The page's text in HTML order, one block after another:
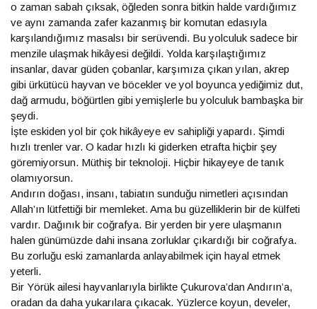
o zaman sabah çıksak, öğleden sonra bitkin halde vardığımız
ve aynı zamanda zafer kazanmış bir komutan edasıyla
karşılandığımız masalsı bir serüvendi. Bu yolculuk sadece bir
menzile ulaşmak hikâyesi değildi. Yolda karşılaştığımız
insanlar, davar güden çobanlar, karşımıza çıkan yılan, akrep
gibi ürkütücü hayvan ve böcekler ve yol boyunca yediğimiz dut,
dağ armudu, böğürtlen gibi yemişlerle bu yolculuk bambaşka bir
şeydi.
İşte eskiden yol bir çok hikâyeye ev sahipliği yapardı. Şimdi
hızlı trenler var. O kadar hızlı ki giderken etrafta hiçbir şey
göremiyorsun. Müthiş bir teknoloji. Hiçbir hikayeye de tanık
olamıyorsun.
Andırın doğası, insanı, tabiatın sunduğu nimetleri açısından
Allah’ın lütfettiği bir memleket. Ama bu güzelliklerin bir de külfeti
vardır. Dağınık bir coğrafya. Bir yerden bir yere ulaşmanın
halen günümüzde dahi insana zorluklar çıkardığı bir coğrafya.
Bu zorluğu eski zamanlarda anlayabilmek için hayal etmek
yeterli.
Bir Yörük ailesi hayvanlarıyla birlikte Çukurova’dan Andırın’a,
oradan da daha yukarılara çıkacak. Yüzlerce koyun, develer,